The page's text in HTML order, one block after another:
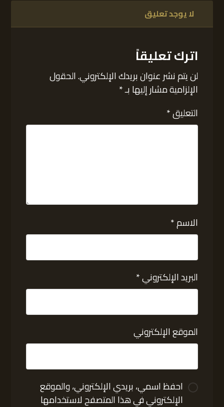
لا يوجد تعليق
اترك تعليقاً
لن يتم نشر عنوان بريدك الإلكتروني.الحقول
الإلزامية مشار إليها بـ*
التعليق*
الاسم*
البريد الإلكتروني*
الموقع الإلكتروني
احفظ اسمي، بريدي الإلكتروني، والموقع
الإلكتروني في هذا المتصفح لاستخدامها